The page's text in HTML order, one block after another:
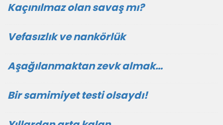
Kaçınılmaz olan savaş mı?
Vefasızlık ve nankörlük
Aşağılanmaktan zevk almak…
Bir samimiyet testi olsaydı!